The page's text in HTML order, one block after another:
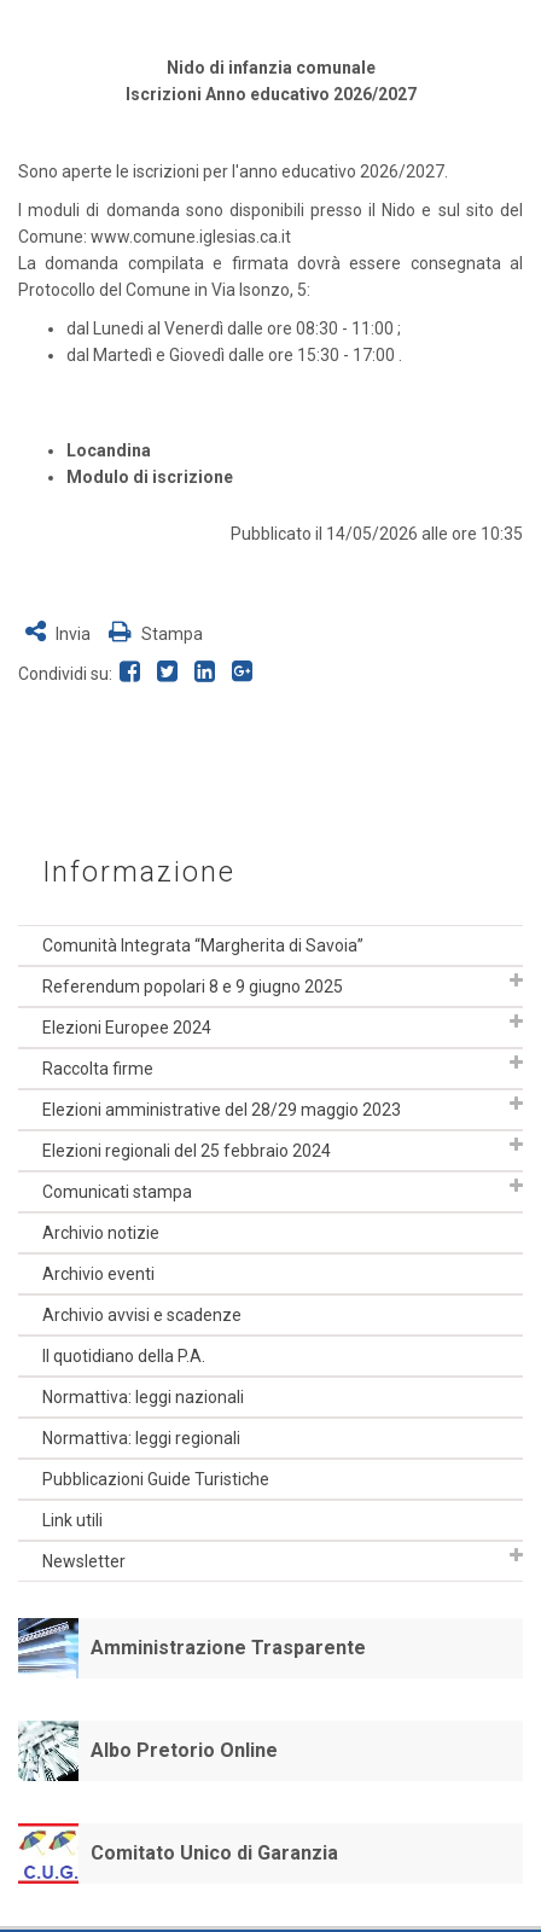
Nido di infanzia comunale
Iscrizioni Anno educativo 2026/2027
Sono aperte le iscrizioni per l'anno educativo 2026/2027.
I moduli di domanda sono disponibili presso il Nido e sul sito del
Comune: www.comune.iglesias.ca.it
La domanda compilata e firmata dovrà essere consegnata al
Protocollo del Comune in Via Isonzo, 5:
dal Lunedi al Venerdì dalle ore 08:30 - 11:00 ;
dal Martedì e Giovedì dalle ore 15:30 - 17:00 .
Locandina
Modulo di iscrizione
Pubblicato il 14/05/2026 alle ore 10:35
Invia Stampa
Condividi su:
Informazione
Comunità Integrata “Margherita di Savoia”
Referendum popolari 8 e 9 giugno 2025
Elezioni Europee 2024
Raccolta firme
Elezioni amministrative del 28/29 maggio 2023
Elezioni regionali del 25 febbraio 2024
Comunicati stampa
Archivio notizie
Archivio eventi
Archivio avvisi e scadenze
Il quotidiano della P.A.
Normattiva: leggi nazionali
Normattiva: leggi regionali
Pubblicazioni Guide Turistiche
Link utili
Newsletter
Amministrazione Trasparente
Albo Pretorio Online
Comitato Unico di Garanzia